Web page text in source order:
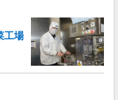
工場